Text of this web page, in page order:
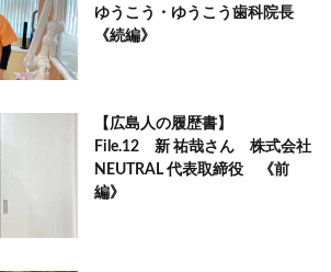
ゆうこう・ゆうこう歯科院長
《続編》
【広島人の履歴書】
File.12 新 祐哉さん 株式会社
NEUTRAL 代表取締役 《前
編》